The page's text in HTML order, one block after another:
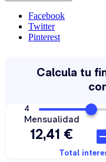
Facebook
Twitter
Pinterest